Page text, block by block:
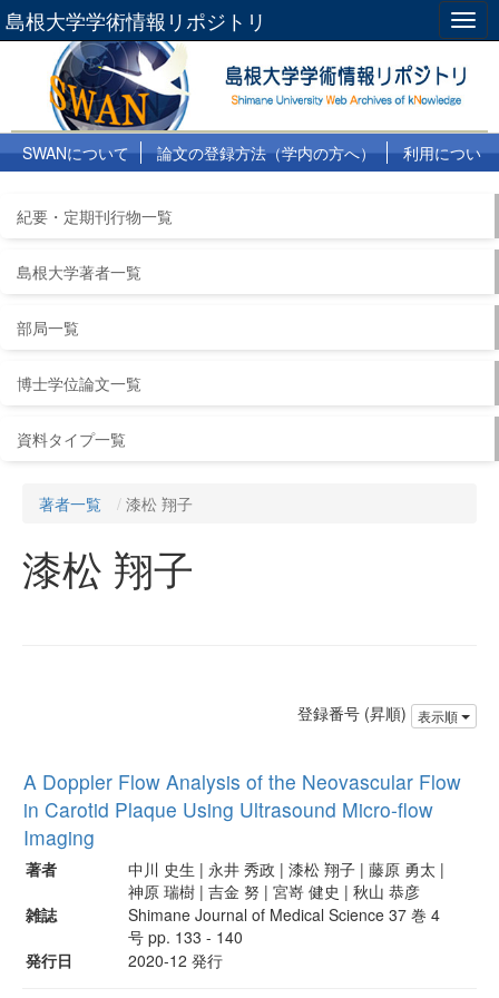
島根大学学術情報リポジトリ
SWANについて 論文の登録方法（学内の方へ）
利用につい
紀要・定期刊行物一覧
島根大学著者一覧
部局一覧
博士学位論文一覧
資料タイプ一覧
著者一覧 漆松 翔子
漆松 翔子
登録番号 (昇順) 表示順
A Doppler Flow Analysis of the Neovascular Flow
in Carotid Plaque Using Ultrasound Micro-flow
Imaging
著者
中川 史生 | 永井 秀政 | 漆松 翔子 | 藤原 勇太 |
神原 瑞樹 | 吉金 努 | 宮嵜 健史 | 秋山 恭彦
雑誌
Shimane Journal of Medical Science 37 巻 4
号 pp. 133 - 140
発行日
2020-12 発行